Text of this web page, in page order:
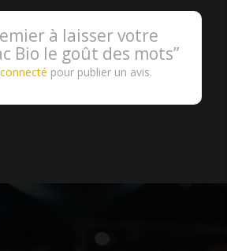
à laisser votre
Bio Ie goût des mots”
connecté pour publier un avis.